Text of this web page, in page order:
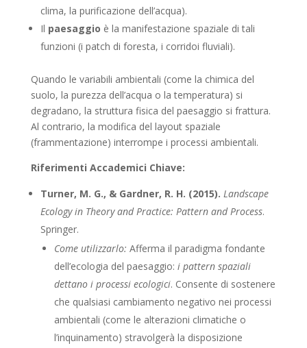
clima, la purificazione dell’acqua).
Il paesaggio è la manifestazione spaziale di tali
funzioni (i patch di foresta, i corridoi fluviali).
Quando le variabili ambientali (come la chimica del
suolo, la purezza dell’acqua o la temperatura) si
degradano, la struttura fisica del paesaggio si frattura.
Al contrario, la modifica del layout spaziale
(frammentazione) interrompe i processi ambientali.
Riferimenti Accademici Chiave:
Turner, M. G., & Gardner, R. H. (2015). Landscape
Ecology in Theory and Practice: Pattern and Process.
Springer.
Come utilizzarlo: Afferma il paradigma fondante
dell’ecologia del paesaggio: i pattern spaziali
dettano i processi ecologici. Consente di sostenere
che qualsiasi cambiamento negativo nei processi
ambientali (come le alterazioni climatiche o
l’inquinamento) stravolgerà la disposizione